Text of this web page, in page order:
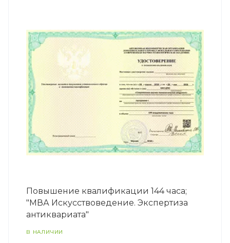
Повышение квалификации 144 часа;
"МВА Искусствоведение. Экспертиза
антиквариата"
В НАЛИЧИИ